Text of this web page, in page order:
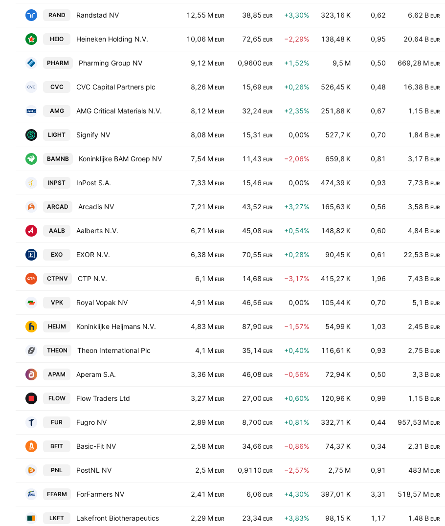
RAND Randstad NV 12,55 M EUR 38,85 EUR +3,30% 323,16 K 0,62 6,62 B EUR
HEIO Heineken Holding N.V. 10,06 M EUR 72,65 EUR −2,29% 138,48 K 0,95 20,64 B EUR
PHARM Pharming Group NV 9,12 M EUR 0,9600 EUR +1,52% 9,5 M 0,50 669,28 M EUR
CVC CVC Capital Partners plc 8,26 M EUR 15,69 EUR +0,26% 526,45 K 0,48 16,38 B EUR
AMG AMG Critical Materials N.V. 8,12 M EUR 32,24 EUR +2,35% 251,88 K 0,67 1,15 B EUR
LIGHT Signify NV 8,08 M EUR 15,31 EUR 0,00% 527,7 K 0,70 1,84 B EUR
BAMNB Koninklijke BAM Groep NV 7,54 M EUR 11,43 EUR −2,06% 659,8 K 0,81 3,17 B EUR
INPST InPost S.A. 7,33 M EUR 15,46 EUR 0,00% 474,39 K 0,93 7,73 B EUR
ARCAD Arcadis NV 7,21 M EUR 43,52 EUR +3,27% 165,63 K 0,56 3,58 B EUR
AALB Aalberts N.V. 6,71 M EUR 45,08 EUR +0,54% 148,82 K 0,60 4,84 B EUR
EXO EXOR N.V. 6,38 M EUR 70,55 EUR +0,28% 90,45 K 0,61 22,53 B EUR
CTPNV CTP N.V. 6,1 M EUR 14,68 EUR −3,17% 415,27 K 1,96 7,43 B EUR
VPK Royal Vopak NV 4,91 M EUR 46,56 EUR 0,00% 105,44 K 0,70 5,1 B EUR
HEIJM Koninklijke Heijmans N.V. 4,83 M EUR 87,90 EUR −1,57% 54,99 K 1,03 2,45 B EUR
THEON Theon International Plc 4,1 M EUR 35,14 EUR +0,40% 116,61 K 0,93 2,75 B EUR
APAM Aperam S.A. 3,36 M EUR 46,08 EUR −0,56% 72,94 K 0,50 3,3 B EUR
FLOW Flow Traders Ltd 3,27 M EUR 27,00 EUR +0,60% 120,96 K 0,99 1,15 B EUR
FUR Fugro NV 2,89 M EUR 8,700 EUR +0,81% 332,71 K 0,44 957,53 M EUR
BFIT Basic-Fit NV 2,58 M EUR 34,66 EUR −0,86% 74,37 K 0,34 2,31 B EUR
PNL PostNL NV 2,5 M EUR 0,9110 EUR −2,57% 2,75 M 0,91 483 M EUR
FFARM ForFarmers NV 2,41 M EUR 6,06 EUR +4,30% 397,01 K 3,31 518,57 M EUR
LKFT Lakefront Biotherapeutics 2,29 M EUR 23,34 EUR +3,83% 98,15 K 1,17 1,48 B EUR